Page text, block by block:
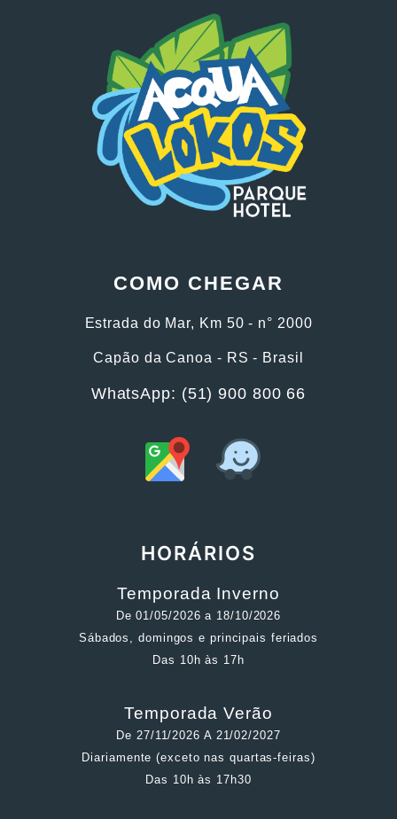
COMO CHEGAR
Estrada do Mar, Km 50 - n° 2000
Capão da Canoa - RS - Brasil
WhatsApp: (51) 900 800 66
HORÁRIOS
Temporada Inverno
De 01/05/2026 a 18/10/2026
Sábados, domingos e principais feriados
Das 10h às 17h
Temporada Verão
De 27/11/2026 A 21/02/2027
Diariamente (exceto nas quartas-feiras)
Das 10h às 17h30